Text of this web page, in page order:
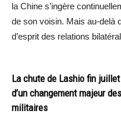
la Chine s’ingère
de son voisin. Mais au-delà
d’esprit des relations
La chute de Lashio fin
d’un changement majeur
militaires